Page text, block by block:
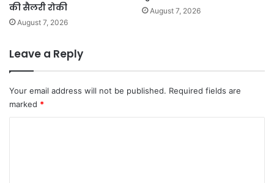
की सैलरी रोकी
August 7, 2026
August 7, 2026
Leave a Reply
Your email address will not be published. Required fields are
marked *